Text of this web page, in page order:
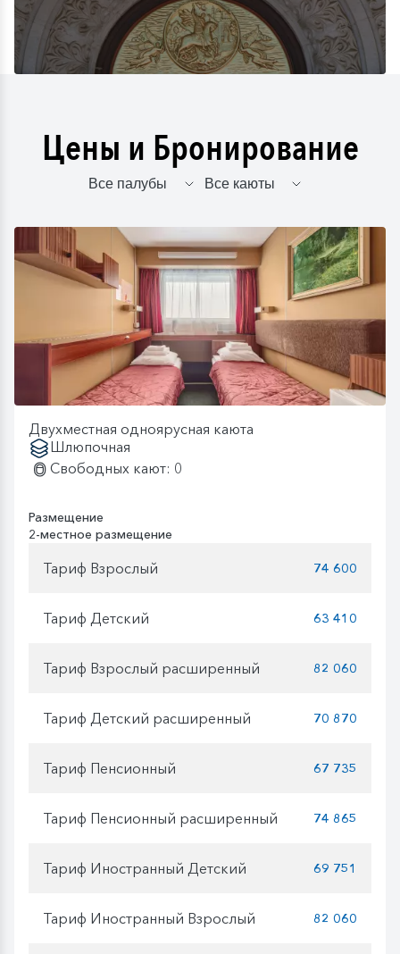
Цены и Бронирование
Двухместная одноярусная каюта
Шлюпочная
Свободных кают: 0
Размещение
2-местное размещение
Тариф Взрослый 74 600
Тариф Детский 63 410
Тариф Взрослый расширенный 82 060
Тариф Детский расширенный 70 870
Тариф Пенсионный 67 735
Тариф Пенсионный расширенный 74 865
Тариф Иностранный Детский 69 751
Тариф Иностранный Взрослый 82 060